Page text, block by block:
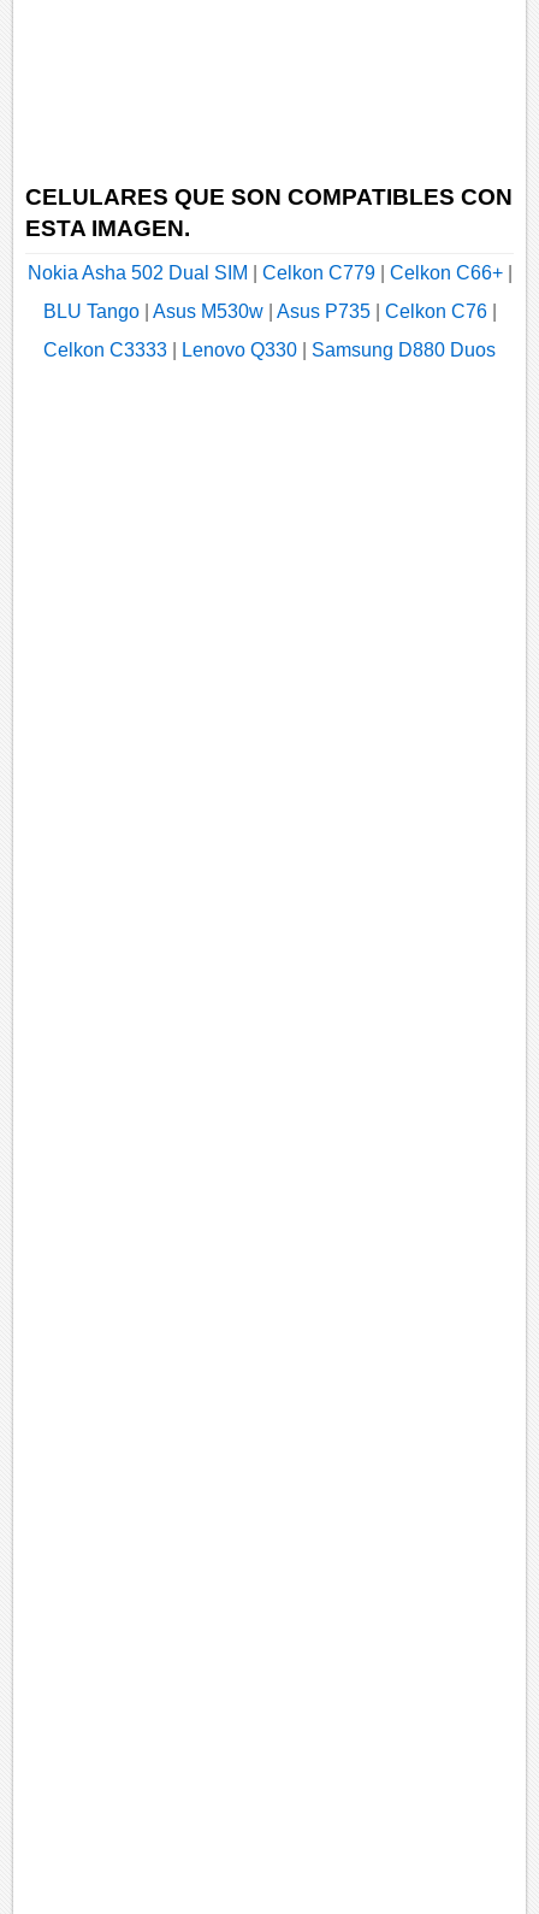
CELULARES QUE SON COMPATIBLES CON
ESTA IMAGEN.
Nokia Asha 502 Dual SIM Celkon C779| Celkon C66+|
BLU Tango| Asus M530w| Asus P735| Celkon C76|
Celkon C3333
Lenovo Q330 Samsung D880 Duos